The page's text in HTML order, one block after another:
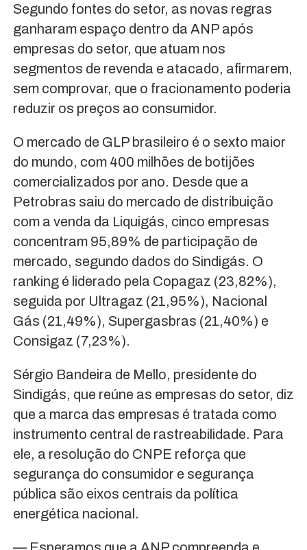
Segundo fontes do setor, as novas regras
ganharam espaço dentro da ANP após
empresas do setor, que atuam nos
segmentos de revenda e atacado, afirmarem,
sem comprovar, que o fracionamento poderia
reduzir os preços ao consumidor.
O mercado de GLP brasileiro é o sexto maior
do mundo, com 400 milhões de botijões
comercializados por ano. Desde que a
Petrobras saiu do mercado de distribuição
com a venda da Liquigás, cinco empresas
concentram 95,89% de participação de
mercado, segundo dados do Sindigás. O
ranking é liderado pela Copagaz (23,82%),
seguida por Ultragaz (21,95%), Nacional
Gás (21,49%), Supergasbras (21,40%) e
Consigaz (7,23%).
Sérgio Bandeira de Mello, presidente do
Sindigás, que reúne as empresas do setor, diz
que a marca das empresas é tratada como
instrumento central de rastreabilidade. Para
ele, a resolução do CNPE reforça que
segurança do consumidor e segurança
pública são eixos centrais da política
energética nacional.
— Esperamos que a ANP compreenda e